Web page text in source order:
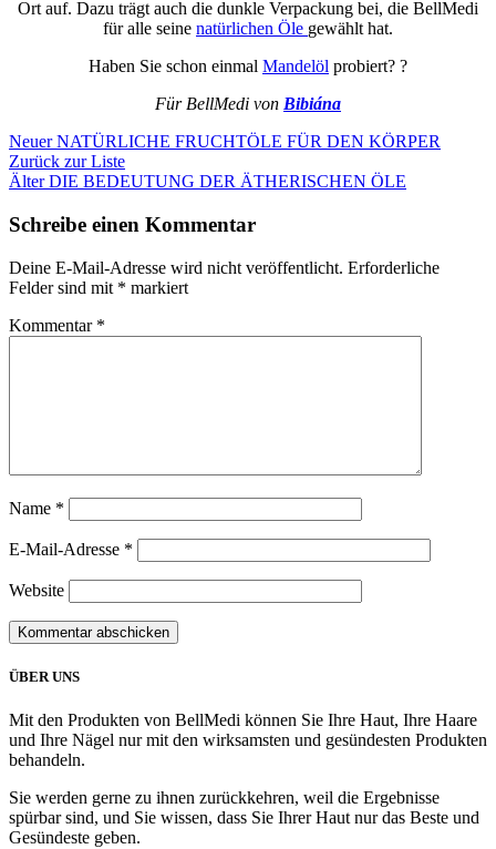
Ort auf. Dazu trägt auch die dunkle Verpackung bei, die BellMedi
für alle seine natürlichen Öle gewählt hat.
Haben Sie schon einmal Mandelöl probiert? ?
Für BellMedi von Bibiána
Neuer NATÜRLICHE FRUCHTÖLE FÜR DEN KÖRPER
Zurück zur Liste
Älter DIE BEDEUTUNG DER ÄTHERISCHEN ÖLE
Schreibe einen Kommentar
Deine E-Mail-Adresse wird nicht veröffentlicht. Erforderliche
Felder sind mit * markiert
Kommentar *
Name *
E-Mail-Adresse *
Website
ÜBER UNS
Mit den Produkten von BellMedi können Sie Ihre Haut, Ihre Haare
und Ihre Nägel nur mit den wirksamsten und gesündesten Produkten
behandeln.
Sie werden gerne zu ihnen zurückkehren, weil die Ergebnisse
spürbar sind, und Sie wissen, dass Sie Ihrer Haut nur das Beste und
Gesündeste geben.